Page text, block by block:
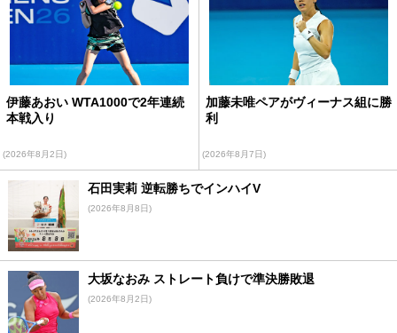
伊藤あおい WTA1000で2年連続
本戦入り
(2026年8月2日)
加藤未唯ペアがヴィーナス組に勝
利
(2026年8月7日)
石田実莉 逆転勝ちでインハイV
(2026年8月8日)
大坂なおみ ストレート負けで準決勝敗退
(2026年8月2日)